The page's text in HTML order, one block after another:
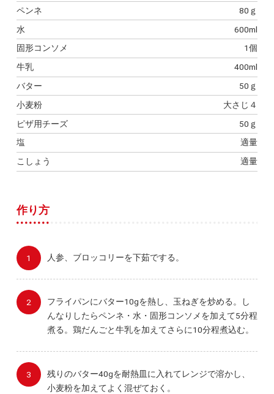
ペンネ
80ｇ
水
600ml
固形コンソメ
1個
牛乳
400ml
バター
50ｇ
小麦粉
大さじ４
ピザ用チーズ
50ｇ
塩
適量
こしょう
適量
作り方
人参、ブロッコリーを下茹でする。
フライパンにバター10gを熱し、玉ねぎを炒める。し
んなりしたらペンネ・水・固形コンソメを加えて5分程
煮る。鶏だんごと牛乳を加えてさらに10分程煮込む。
残りのバター40gを耐熱皿に入れてレンジで溶かし、
小麦粉を加えてよく混ぜておく。